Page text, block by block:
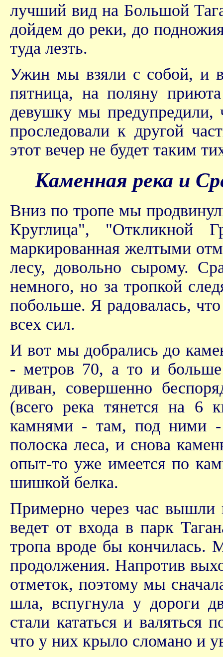
лучший вид на Большой
дойдем до реки, до
туда лезть.
Ужин мы взяли с собой, и
пятница, на поляну
девушку мы
проследовали к другой
этот вечер не будет таким
Каменная река и
Вниз по тропе мы
Круглица", "Откликной
маркированная желтыми
лесу, довольно сырому.
немного, но за тропкой
побольше. Я радовалась,
всех сил.
И вот мы добрались до
- метров 70, а то и
диван, совершенно
(всего река тянется на 6
камнями - там, под ними -
полоска леса, и снова
опыт-то уже имеется по
шишкой белка.
Примерно через час вышли
ведет от входа в парк
тропа вроде бы кончилась.
продолжения. Напротив
отметок, поэтому мы
шла, вспугнула у дороги
стали кататься и валяться
что у них крыло сломано и